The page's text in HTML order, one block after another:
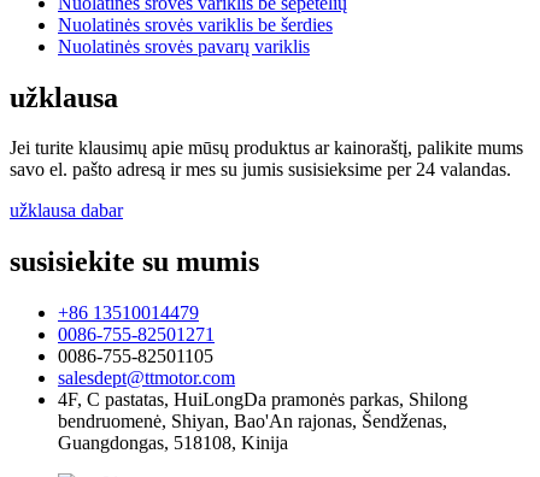
Nuolatinės srovės variklis be šerdies
Nuolatinės srovės pavarų variklis
užklausa
Jei turite klausimų apie mūsų produktus ar kainoraštį, palikite mums
savo el. pašto adresą ir mes su jumis susisieksime per 24 valandas.
užklausa dabar
susisiekite su mumis
+86 13510014479
0086-755-82501271
0086-755-82501105
salesdept@ttmotor.com
4F, C pastatas, HuiLongDa pramonės parkas, Shilong
bendruomenė, Shiyan, Bao'An rajonas, Šendženas,
Guangdongas, 518108, Kinija